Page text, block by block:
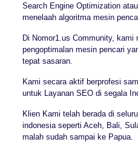
Search Engine Optimization
menelaah algoritma mesin
Di Nomor1.us Community, kami
pengoptimalan mesin pencari
tepat sasaran.
Kami secara aktif berprofesi
untuk Layanan SEO di segala
Klien Kami telah berada di
indonesia seperti Aceh, Bali,
malah sudah sampai ke Papua.